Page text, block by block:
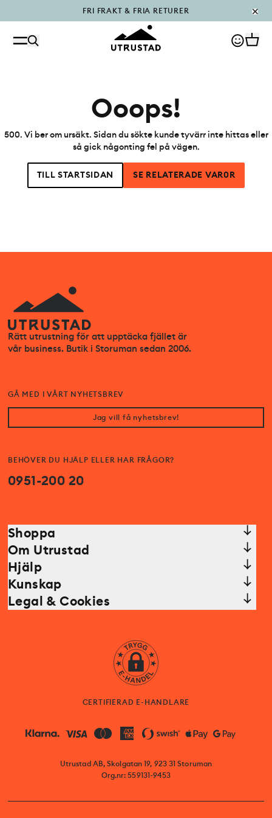
FRI FRAKT & FRIA RETURER
PÅFYLLT I OUTLET
Ooops!
500. Vi ber om ursäkt. Sidan du sökte kunde tyvärr inte hittas eller
så gick någonting fel på vägen.
TILL STARTSIDAN SE RELATERADE VAR0R
Rätt utrustning för att upptäcka fjället är
vår business. Butik i Storuman sedan 2006.
BEHÖVER DU HJÄLP ELLER HAR FRÅGOR?
0951-200 20
GÅ MED I VÅRT NYHETSBREV
Jag vill få nyhetsbrev!
Shoppa
Om Utrustad
Hjälp
Kunskap
Legal & Cookies
CERTIFIERAD E-HANDLARE
Utrustad AB, Skolgatan 19, 923 31 Storuman
Org.nr: 559131-9453